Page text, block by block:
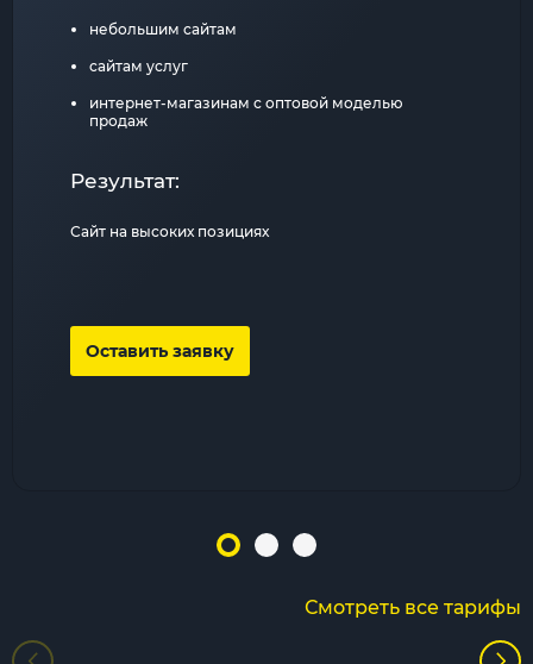
небольшим сайтам
сайтам услуг
интернет-магазинам с оптовой моделью
продаж
Результат:
Сайт на высоких позициях
Оставить заявку
Смотреть все тарифы